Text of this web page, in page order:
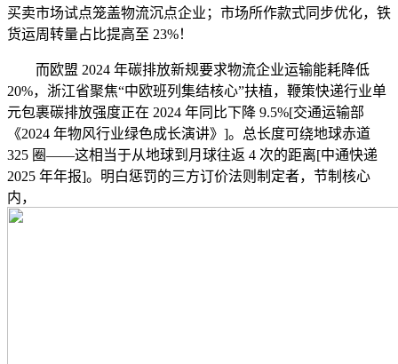
买卖市场试点笼盖物流沉点企业；市场所作款式同步优化，铁
货运周转量占比提高至 23%！
而欧盟 2024 年碳排放新规要求物流企业运输能耗降低
20%，浙江省聚焦“中欧班列集结核心”扶植，鞭策快递行业单
元包裹碳排放强度正在 2024 年同比下降 9.5%[交通运输部
《2024 年物风行业绿色成长演讲》]。总长度可绕地球赤道
325 圈——这相当于从地球到月球往返 4 次的距离[中通快递
2025 年年报]。明白惩罚的三方订价法则制定者，节制核心
内，